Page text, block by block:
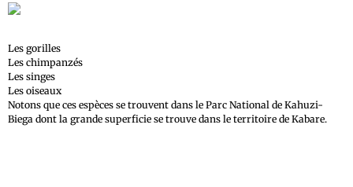
Les gorilles
Les chimpanzés
Les singes
Les oiseaux
Notons que ces espèces se trouvent dans le Parc National de Kahuzi-
Biega dont la grande superficie se trouve dans le territoire de Kabare.